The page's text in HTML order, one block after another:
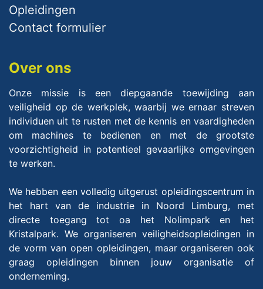
Opleidingen
Contact formulier
Over ons
Onze missie is een diepgaande toewijding aan
veiligheid op de werkplek, waarbij we ernaar streven
individuen uit te rusten met de kennis en vaardigheden
om machines te bedienen en met de grootste
voorzichtigheid in potentieel gevaarlijke omgevingen
te werken.
We hebben een volledig uitgerust opleidingscentrum in
het hart van de industrie in Noord Limburg, met
directe toegang tot oa het Nolimpark en het
Kristalpark. We organiseren veiligheidsopleidingen in
de vorm van open opleidingen, maar organiseren ook
graag opleidingen binnen jouw organisatie of
onderneming.